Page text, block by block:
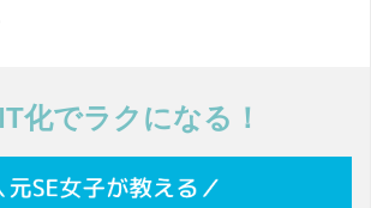
化でラクになる！